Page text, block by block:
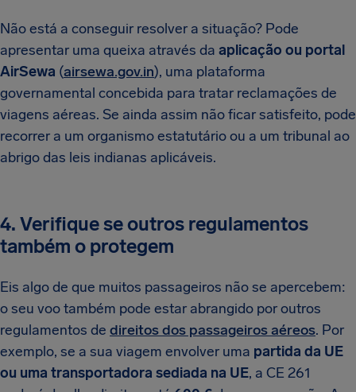
Não está a conseguir resolver a situação? Pode
apresentar uma queixa através da aplicação ou portal
AirSewa (airsewa.gov.in), uma plataforma
governamental concebida para tratar reclamações de
viagens aéreas. Se ainda assim não ficar satisfeito, pode
recorrer a um organismo estatutário ou a um tribunal ao
abrigo das leis indianas aplicáveis.
4. Verifique se outros regulamentos
também o protegem
Eis algo de que muitos passageiros não se apercebem:
o seu voo também pode estar abrangido por outros
regulamentos de direitos dos passageiros aéreos. Por
exemplo, se a sua viagem envolver uma partida da UE
ou uma transportadora sediada na UE, a CE 261